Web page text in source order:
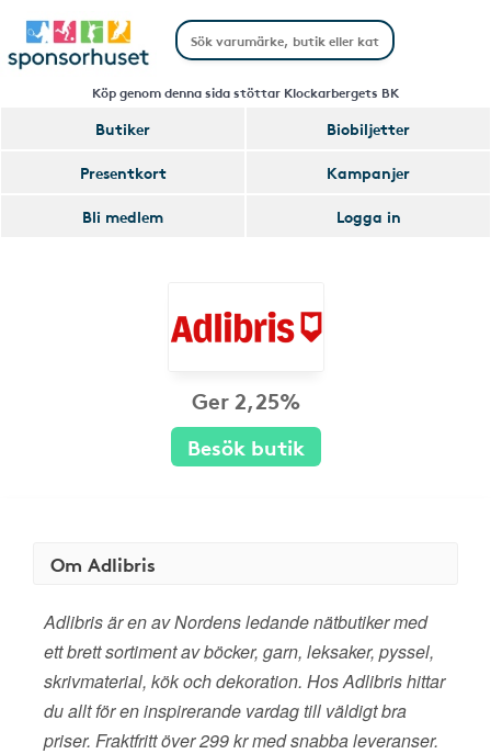
Köp genom denna sida stöttar Klockarbergets BK
Butiker
Biobiljetter
Presentkort
Kampanjer
Bli medlem
Logga in
Ger 2,25%
Besök butik
Om Adlibris
Adlibris är en av Nordens ledande nätbutiker med
ett brett sortiment av böcker, garn, leksaker, pyssel,
skrivmaterial, kök och dekoration. Hos Adlibris hittar
du allt för en inspirerande vardag till väldigt bra
priser. Fraktfritt över 299 kr med snabba leveranser.